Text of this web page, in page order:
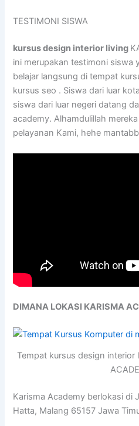
TESTIMONI SISWA
kursus design interior living
ini merupakan testimoni siswa
belajar langsung di tempat
kursus seo . Siswa dari luar
siswa dari luar negeri datang
academy. Alhamdulillah
pelayanan Kami, hehe
DIMANA LOKASI KARISMA
Tempat kursus design interior
Karisma Academy berlokasi di
Hatta, Malang 65157 Jawa